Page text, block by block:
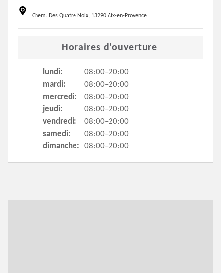
Chem. Des Quatre Noix, 13290 Aix-en-Provence
Horaires d'ouverture
lundi:
08:00–20:00
mardi:
08:00–20:00
mercredi:
08:00–20:00
jeudi:
08:00–20:00
vendredi:
08:00–20:00
samedi:
08:00–20:00
dimanche:
08:00–20:00